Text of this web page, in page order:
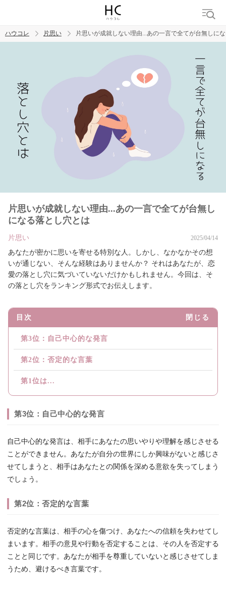
トレンド ワード
モテテク 恋がしたい 女磨き
ハウコレ 片思い 片思いが成就しない理由...あの一言で全てが台無しに
片思いが成就しない理由...あの一言で全てが台無し
になる落とし穴とは
片思い 2025/04/14
あなたが密かに思いを寄せる特別な人。しかし、なかなかその想
いが通じない、そんな経験はありませんか？ それはあなたが、恋
愛の落とし穴に気づいていないだけかもしれません。今回は、そ
の落とし穴をランキング形式でお伝えします。
目次 閉じる
第3位：自己中心的な発言
第2位：否定的な言葉
第1位は...
第3位：自己中心的な発言
自己中心的な発言は、相手にあなたの思いやりや理解を感じさせる
ことができません。あなたが自分の世界にしか興味がないと感じさ
せてしまうと、相手はあなたとの関係を深める意欲を失ってしまう
でしょう。
第2位：否定的な言葉
否定的な言葉は、相手の心を傷つけ、あなたへの信頼を失わせてし
まいます。相手の意見や行動を否定することは、その人を否定する
ことと同じです。あなたが相手を尊重していないと感じさせてしま
うため、避けるべき言葉です。